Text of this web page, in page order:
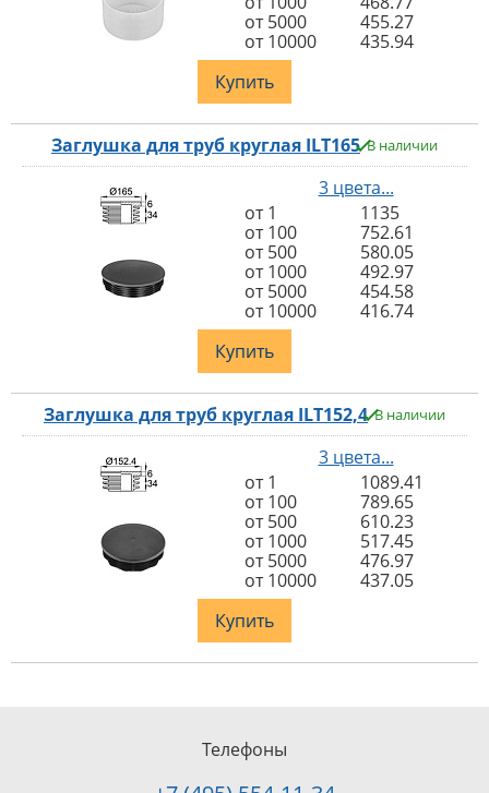
от 5000
455.27
от 10000
435.94
Купить
Заглушка для труб круглая ILT165 В наличии
3 цвета...
от 1
1135
от 100
752.61
от 500
580.05
от 1000
492.97
от 5000
454.58
от 10000
416.74
Купить
Заглушка для труб круглая ILT152,4 В наличии
3 цвета...
от 1
1089.41
от 100
789.65
от 500
610.23
от 1000
517.45
от 5000
476.97
от 10000
437.05
Купить
Телефоны